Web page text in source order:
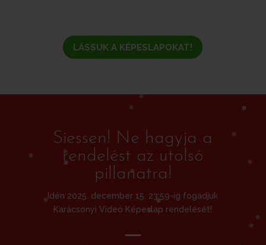
LÁSSUK A KÉPESLAPOKAT!
Siessen! Ne hagyja a
rendelést az utolsó
pillanatra!
Idén 2025. december 15. 23:59-ig fogadjuk
Karácsonyi Videó Képeslap rendelését!